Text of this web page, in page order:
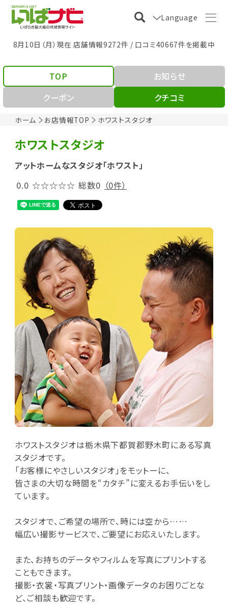
Language
8月10日（月）現在 店舗情報9272件 / 口コミ40667件を掲載中
ホーム お店情報TOP ホワストスタジオ
TOP
お知らせ
クーポン
クチコミ
ホワストスタジオ
アットホームなスタジオ「ホワスト」
0.0 ☆☆☆☆☆ 総数0 （0件）
ホワストスタジオは栃木県下都賀郡野木町にある写真
スタジオです。
「お客様にやさしいスタジオ」をモットーに、
皆さまの大切な時間を“カタチ”に変えるお手伝いをし
ています。
スタジオで、ご希望の場所で、時には空から……
幅広い撮影サービスで、ご要望にお応えいたします。
また、お持ちのデータやフィルムを写真にプリントする
こともできます。
撮影・衣裳・写真プリント・画像データのお困りごとな
ど、ご相談も歓迎です。